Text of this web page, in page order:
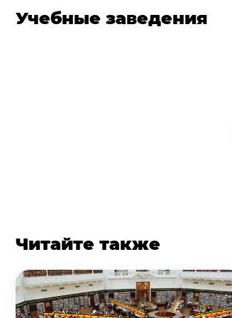
Учебные заведения
Читайте также